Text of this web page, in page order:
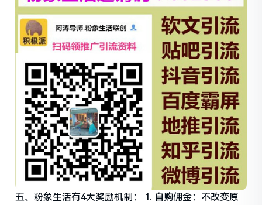
五、粉象生活有4大奖励机制： 1. 自购佣金：不改变原